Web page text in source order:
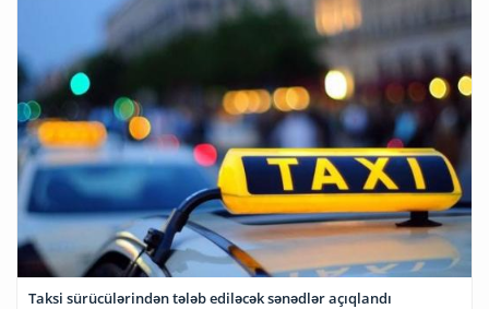
Taksi sürücülərindən tələb ediləcək sənədlər açıqlandı